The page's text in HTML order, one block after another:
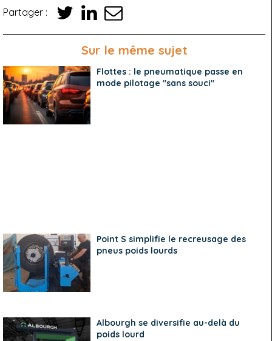
Partager :
Sur le même sujet
Flottes : le pneumatique passe en
mode pilotage "sans souci"
Point S simplifie le recreusage des
pneus poids lourds
Albourgh se diversifie au-delà du
poids lourd